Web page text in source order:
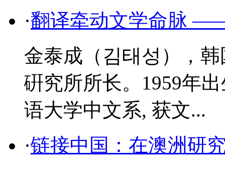
·翻译牵动文学命脉
金泰成（김태성），
硏究所所长。1959年
语大学中文系, 获文...
·链接中国：在澳洲研